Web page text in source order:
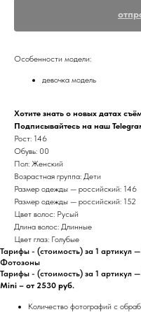
Особенности модели:
девочка модель
Хотите знать о новых датах
Подписывайтесь на наш
Рост: 146
Обувь: 00
Пол: Женский
Возрастная группа: Дети
Размер одежды — российский: 146
Размер одежды — российский: 152
Цвет волос: Русый
Длина волос: Длинные
Цвет глаз: Голубые
Тарифы - (стоимость) за 1 артикул
Фотозоны
Тарифы - (стоимость) за 1 артикул
Mini – от 2530 руб.
Количество фотографий с